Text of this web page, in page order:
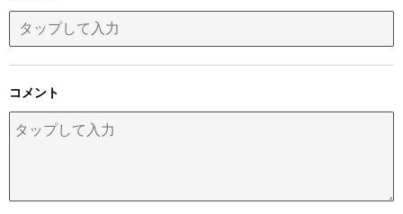
コメント